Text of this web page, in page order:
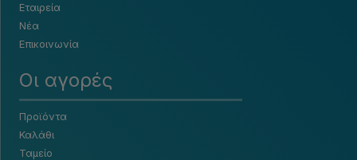
Εταιρεία
Νέα
Επικοινωνία
Οι αγορές
Προϊόντα
Καλάθι
Ταμείο